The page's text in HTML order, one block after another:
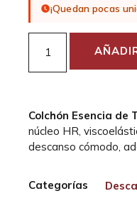
¡Quedan pocas
Colchón Esencia de
núcleo HR,
descanso cómodo,
Categorías